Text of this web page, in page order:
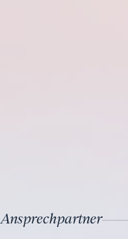
Ansprechpartner